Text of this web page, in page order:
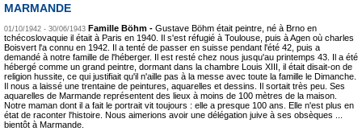
MARMANDE
01/10/1942 - 30/06/1943 Famille Böhm - Gustave Böhm était peintre, né à Brno en
tchécoslovaquie il était à Paris en 1940. Il s'est réfugié à Toulouse, puis à Agen où charles
Boisvert l'a connu en 1942. Il a tenté de passer en suisse pendant l'été 42, puis a
demandé à notre famille de l'héberger. Il est resté chez nous jusqu'au printemps 43. Il a été
hébergé comme un grand peintre, dormant dans la chambre Louis XIII, il était disait-on de
religion hussite, ce qui justifiait qu'il n'aille pas à la messe avec toute la famille le Dimanche.
Il nous a laissé une trentaine de peintures, aquarelles et dessins. Il sortait très peu. Ses
aquarelles de Marmande représentent des lieux à moins de 100 mètres de la maison.
Notre maman dont il a fait le portrait vit toujours : elle a presque 100 ans. Elle n'est plus en
état de raconter l'histoire. Nous aimerions avoir une délégation juive à ses obsèques ...
bientôt à Marmande.